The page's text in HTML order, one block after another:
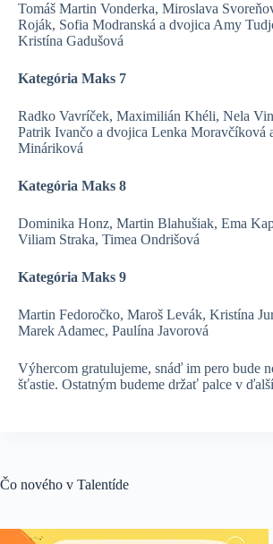
Tomáš Martin Vonderka, Miroslava
Roják, Sofia Modranská a dvojica Amy
Kristína Gadušová
Kategória Maks 7
Radko Vavríček, Maximilián Khéli, Nela
Patrik Ivančo a dvojica Lenka Moravčíková
Mináriková
Kategória Maks 8
Dominika Honz, Martin Blahušiak, Ema
Viliam Straka, Timea Ondrišová
Kategória Maks 9
Martin Fedoročko, Maroš Levák, Kristína
Marek Adamec, Paulína Javorová
Výhercom gratulujeme, snáď im pero bude
šťastie. Ostatným budeme držať palce v
Čo nového v Talentíde